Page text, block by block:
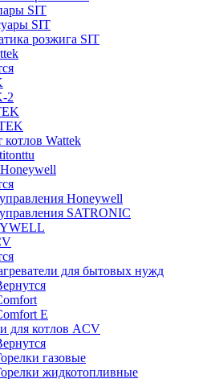
SIT
SIT
розжига SIT
2
котлов Wattek
Honeywell
SATRONIC
для бытовых нужд
E
для котлов ACV
газовые
жидкотопливные